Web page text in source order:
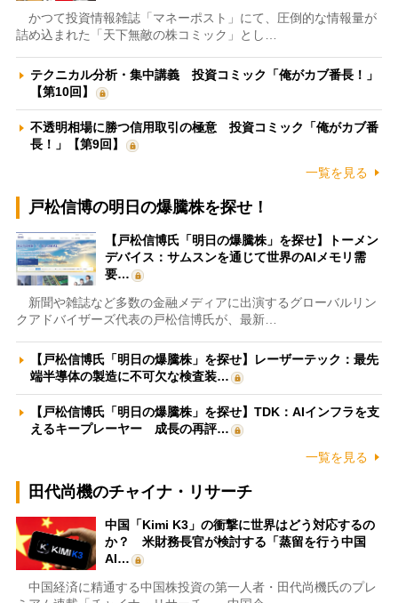
かつて投資情報雑誌「マネーポスト」にて、圧倒的な情報量が
詰め込まれた「天下無敵の株コミック」とし…
テクニカル分析・集中講義 投資コミック「俺がカブ番長！」
【第10回】
不透明相場に勝つ信用取引の極意 投資コミック「俺がカブ番
長！」【第9回】
一覧を見る
戸松信博の明日の爆騰株を探せ！
【戸松信博氏「明日の爆騰株」を探せ】トーメン
デバイス：サムスンを通じて世界のAIメモリ需
要…
新聞や雑誌など多数の金融メディアに出演するグローバルリン
クアドバイザーズ代表の戸松信博氏が、最新…
【戸松信博氏「明日の爆騰株」を探せ】レーザーテック：最先
端半導体の製造に不可欠な検査装…
【戸松信博氏「明日の爆騰株」を探せ】TDK：AIインフラを支
えるキープレーヤー 成長の再評…
一覧を見る
田代尚機のチャイナ・リサーチ
中国「Kimi K3」の衝撃に世界はどう対応するの
か？ 米財務長官が検討する「蒸留を行う中国
AI…
中国経済に精通する中国株投資の第一人者・田代尚機氏のプレ